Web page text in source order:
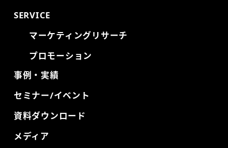
SERVICE
マーケティングリサーチ
プロモーション
事例・実績
セミナー/イベント
資料ダウンロード
メディア